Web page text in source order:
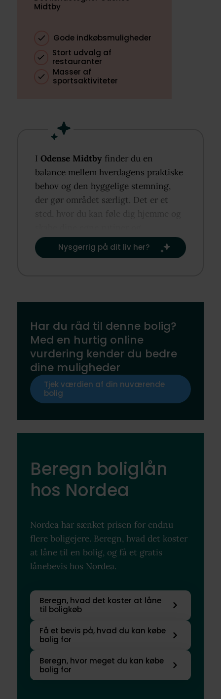
Midtby
Gode indkøbsmuligheder
Stort udvalg af
restauranter
Masser af
sportsaktiviteter
I Odense Midtby finder du en
balance mellem hverdagens praktiske
behov og den hyggelige stemning,
der gør området særligt. Det er et
sted, hvor du kan føle dig hjemme og
traditioner.​
Nysgerrig på dit liv her?​
Har du råd til denne bolig?
Med en hurtig online
vurdering kender du bedre
dine muligheder
Tjek værdien af din nuværende
bolig
Beregn boliglån
hos Nordea
Nordea har sænket prisen for endnu
flere boligejere. Beregn, hvad det koster
at låne til en bolig, og få et gratis
lånebevis hos Nordea.
Beregn, hvad det koster at låne
til boligkøb
Få et bevis på, hvad du kan købe
bolig for
Beregn, hvor meget du kan købe
bolig for